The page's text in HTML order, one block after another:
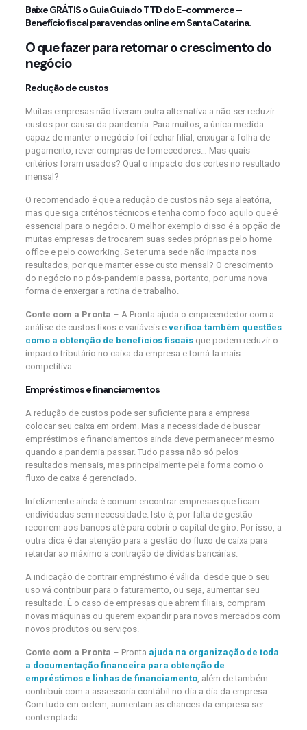
Baixe GRÁTIS oGuia Guia do TTD do E-commerce –
Benefício fiscal para vendas online em Santa Catarina.
O que fazer para retomar o crescimento do
negócio
Redução de custos
Muitas empresas não tiveram outra alternativa a não ser reduzir
custos por causa da pandemia. Para muitos, a única medida
capaz de manter o negócio foi fechar filial, enxugar a folha de
pagamento, rever compras de fornecedores… Mas quais
critérios foram usados? Qual o impacto dos cortes no resultado
mensal?
O recomendado é que a redução de custos não seja aleatória,
mas que siga critérios técnicos e tenha como foco aquilo que é
essencial para o negócio. O melhor exemplo disso é a opção de
muitas empresas de trocarem suas sedes próprias pelo home
office e pelo coworking. Se ter uma sede não impacta nos
resultados, por que manter esse custo mensal? O crescimento
do negócio no pós-pandemia passa, portanto, por uma nova
forma de enxergar a rotina de trabalho.
Conte com a Pronta – A Pronta ajuda o empreendedor com a
análise de custos fixos e variáveis e verifica também questões
como a obtenção de benefícios fiscaisque podem reduzir o
impacto tributário no caixa da empresa e torná-la mais
competitiva.
Empréstimos e financiamentos
A redução de custos pode ser suficiente para a empresa
colocar seu caixa em ordem. Mas a necessidade de buscar
empréstimos e financiamentos ainda deve permanecer mesmo
quando a pandemia passar. Tudo passa não só pelos
resultados mensais, mas principalmente pela forma como o
fluxo de caixa é gerenciado.
Infelizmente ainda é comum encontrar empresas que ficam
endividadas sem necessidade. Isto é, por falta de gestão
recorrem aos bancos até para cobrir o capital de giro. Por isso, a
outra dica é dar atenção para a gestão do fluxo de caixa para
retardar ao máximo a contração de dívidas bancárias.
A indicação de contrair empréstimo é válida desde que o seu
uso vá contribuir para o faturamento, ou seja, aumentar seu
resultado. É o caso de empresas que abrem filiais, compram
novas máquinas ou querem expandir para novos mercados com
novos produtos ou serviços.
Conte com a Pronta – Pronta ajuda na organização de toda
a documentação financeira para obtenção de
empréstimos e linhas de financiamento, além de também
contribuir com a assessoria contábil no dia a dia da empresa.
Com tudo em ordem, aumentam as chances da empresa ser
contemplada.